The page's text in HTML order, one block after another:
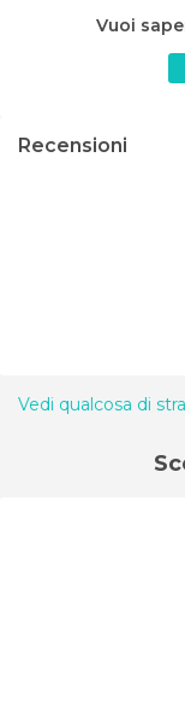
Vuoi
Recensioni
Vedi qualcosa di